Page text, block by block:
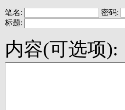
笔名: 密码:
标题:
内容(可选项):